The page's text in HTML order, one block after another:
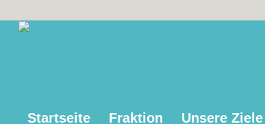
Startseite Fraktion Unsere Ziele